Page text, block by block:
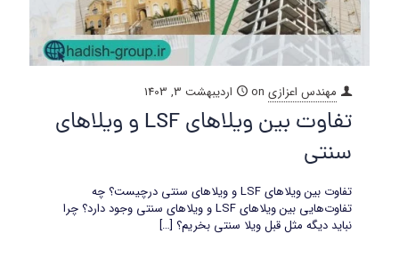
مهندس اعزازی on اردیبهشت 3, 1403
تفاوت بین ویلاهای LSF و ویلاهای
سنتی
تفاوت بین ویلاهای LSF و ویلاهای سنتی درچیست؟ چه
تفاوت‌هایی بین ویلاهای LSF و ویلاهای سنتی وجود دارد؟ چرا
نباید دیگه مثل قبل ویلا سنتی بخریم؟ […]